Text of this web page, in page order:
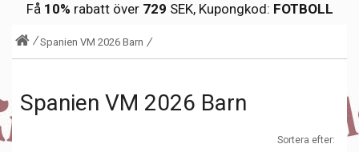
Få 10% rabatt över 729 SEK, Kupongkod: FOTBOLL
Spanien VM 2026 Barn
Spanien VM 2026 Barn
Sortera efter: